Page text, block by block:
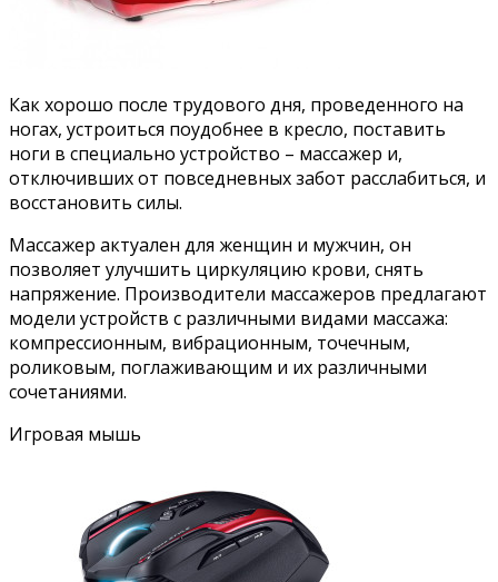
Как хорошо после трудового дня, проведенного на
ногах, устроиться поудобнее в кресло, поставить
ноги в специально устройство – массажер и,
отключивших от повседневных забот расслабиться, и
восстановить силы.
Массажер актуален для женщин и мужчин, он
позволяет улучшить циркуляцию крови, снять
напряжение. Производители массажеров предлагают
модели устройств с различными видами массажа:
компрессионным, вибрационным, точечным,
роликовым, поглаживающим и их различными
сочетаниями.
Игровая мышь